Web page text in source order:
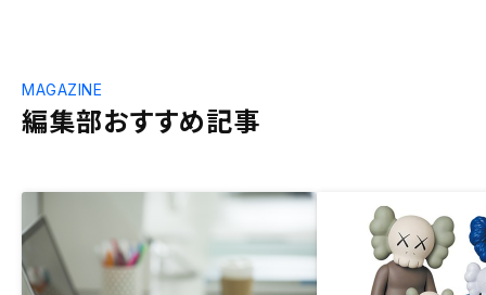
編集部おすすめ記事
MAGAZINE